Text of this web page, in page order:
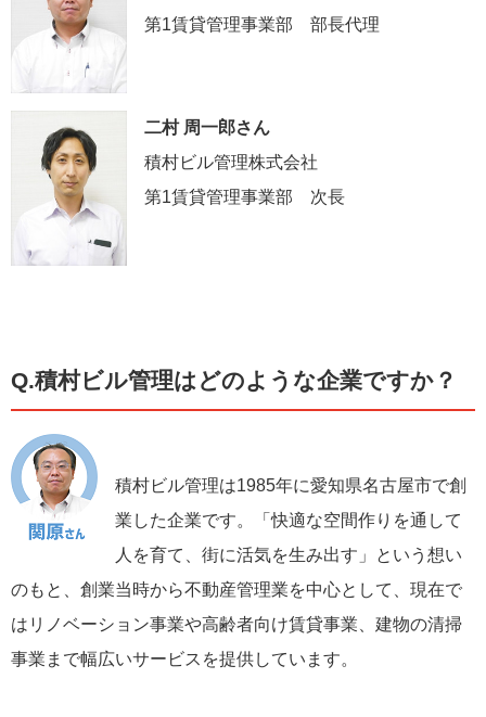
第1賃貸管理事業部 部長代理
二村 周一郎さん
積村ビル管理株式会社
第1賃貸管理事業部 次長
Q.積村ビル管理はどのような企業ですか？
積村ビル管理は1985年に愛知県名古屋市で創
業した企業です。「快適な空間作りを通して
人を育て、街に活気を生み出す」という想い
のもと、創業当時から不動産管理業を中心として、現在で
はリノベーション事業や高齢者向け賃貸事業、建物の清掃
事業まで幅広いサービスを提供しています。